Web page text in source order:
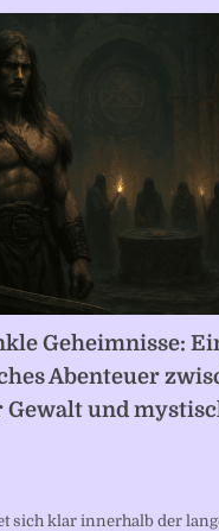
Geheimnisse:
Abenteuer
Gewalt und
sich klar innerhalb der